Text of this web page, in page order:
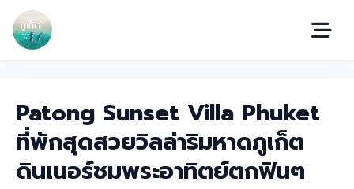
Patong Sunset Villa Phuket
ที่พักสุดสวยวิลล่าริมหาดภูเก็ต
ดินเนอร์ชมพระอาทิตย์ตกฟินๆ